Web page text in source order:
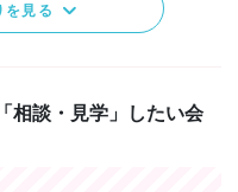
を見る
相談・見学」したい会